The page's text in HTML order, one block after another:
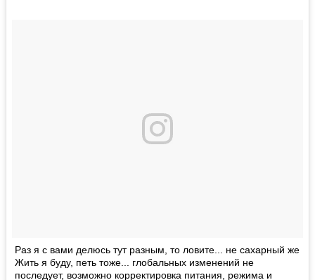
Раз я с вами делюсь тут разным, то ловите... не сахарный же
Жить я буду, петь тоже... глобальных изменений не
последует, возможно корректировка питания, режима и